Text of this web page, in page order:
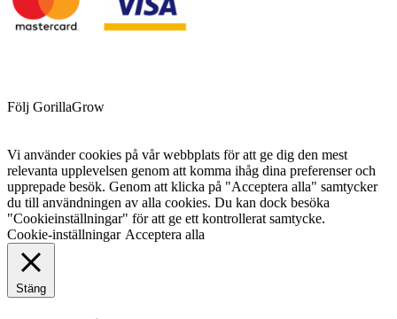
Följ GorillaGrow
Vi använder cookies på vår webbplats för att ge dig den mest
relevanta upplevelsen genom att komma ihåg dina preferenser och
upprepade besök. Genom att klicka på "Acceptera alla" samtycker
du till användningen av alla cookies. Du kan dock besöka
"Cookieinställningar" för att ge ett kontrollerat samtycke.
Cookie-inställningar Acceptera alla
Stäng